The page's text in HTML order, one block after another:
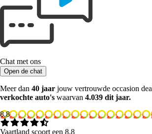
Chat met ons
Open de chat
Meer dan 40 jaar jouw vertrouwde occasion
verkochte auto's waarvan 4.039 dit jaar.
8.8
Vaartland scoort een 8.8